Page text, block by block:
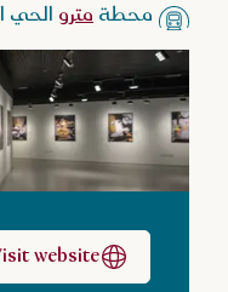
محطة مترو الحي
website